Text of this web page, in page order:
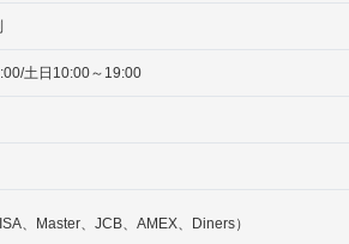
土日10:00～19:00
、Master、JCB、AMEX、Diners）